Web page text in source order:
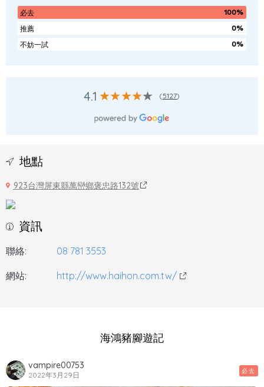
必去
100%
推薦
0%
不妨一試
0%
4.1 (5127)
地點
923台灣屏東縣萬巒鄉褒忠路132號
資訊
聯絡: 08 781 3553
網站: http://www.haihon.com.tw/
海鴻豬腳遊記
vampire00753
2022年3月29日 必去